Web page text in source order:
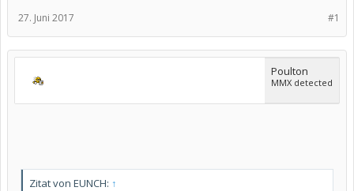
#1
27. Juni 2017
Poulton
MMX detected
Zitat von EUNCH: ↑